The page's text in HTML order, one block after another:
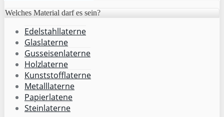
Welches Material darf es sein?
Edelstahllaterne
Glaslaterne
Gusseisenlaterne
Holzlaterne
Kunststofflaterne
Metalllaterne
Papierlatene
Steinlaterne